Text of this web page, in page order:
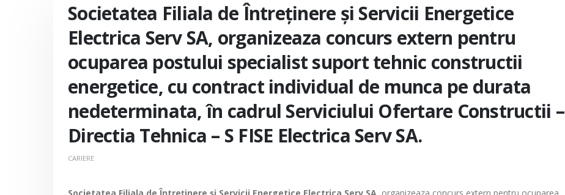
Societatea Filiala de Întreţinere şi Servicii Energetice
Electrica Serv SA, organizeaza concurs extern pentru
ocuparea postului specialist suport tehnic constructii
energetice, cu contract individual de munca pe durata
nedeterminata, în cadrul Serviciului Ofertare Constructii –
Directia Tehnica – S FISE Electrica Serv SA.
CARIERE